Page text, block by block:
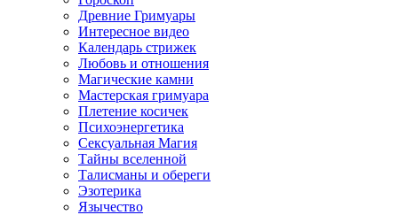
Древние Гримуары
Интересное видео
Календарь стрижек
Любовь и отношения
Магические камни
Мастерская гримуара
Плетение косичек
Психоэнергетика
Сексуальная Магия
Тайны вселенной
Талисманы и обереги
Эзотерика
Язычество